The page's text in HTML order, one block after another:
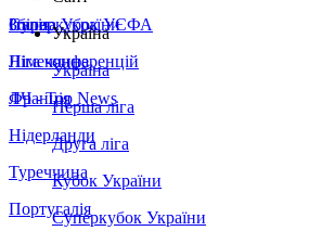
Збірна України
Італія
Німеччина
Франція
Нідерланди
Туреччина
Португалія
Суперкубок УЄФА
Ліга конференцій
ЛЧ - Top News
Україна
Україна
Перша ліга
Друга ліга
Кубок України
Суперкубок України